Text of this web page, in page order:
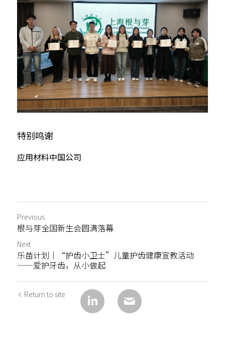
特别鸣谢
应用材料中国公司
Previous
根与芽全国新生会圆满落幕
Next
乐苗计划｜“护齿小卫士”儿童护齿健康宣教活动
——爱护牙齿，从小做起
Return to site